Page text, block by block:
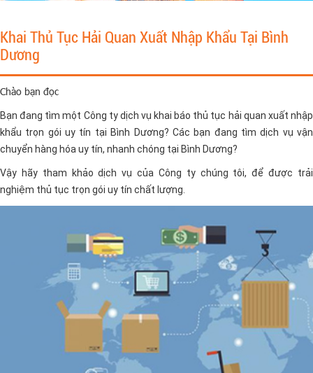
Khai Thủ Tục Hải Quan Xuất Nhập Khẩu Tại Bình
Dương
Chào bạn đọc
Bạn đang tìm một Công ty dịch vụ khai báo thủ tục hải quan xuất nhập
khẩu trọn gói uy tín tại Bình Dương? Các bạn đang tìm dịch vụ vận
chuyển hàng hóa uy tín, nhanh chóng tại Bình Dương?
Vậy hãy tham khảo dịch vụ của Công ty chúng tôi, để được trải
nghiệm thủ tục trọn gói uy tín chất lượng.